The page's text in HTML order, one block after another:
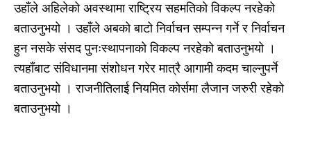
उहाँले अहिलेको अवस्थामा राष्ट्रिय सहमतिको विकल्प नरहेको
बताउनुभयो । उहाँले अबको बाटो निर्वाचन सम्पन्न गर्ने र निर्वाचन
हुन नसके संसद पुनःस्थापनाको विकल्प नरहेको बताउनुभयो ।
त्यहाँबाट संविधानमा संशोधन गरेर मात्रै आगामी कदम चाल्नुपर्ने
बताउनुभयो । राजनीतिलाई नियमित कोर्समा लैजान जरुरी रहेको
बताउनुभयो ।